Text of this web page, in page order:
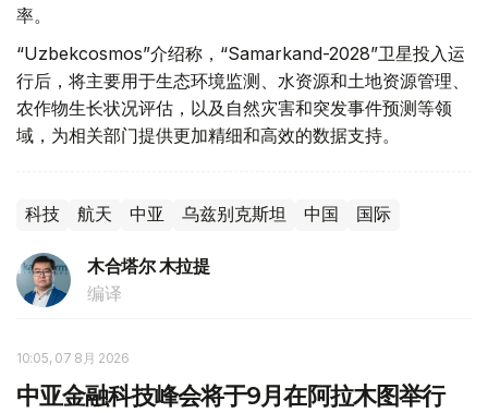
率。
“Uzbekcosmos”介绍称，“Samarkand-2028”卫星投入运
行后，将主要用于生态环境监测、水资源和土地资源管理、
农作物生长状况评估，以及自然灾害和突发事件预测等领
域，为相关部门提供更加精细和高效的数据支持。
科技 航天 中亚 乌兹别克斯坦 中国 国际
木合塔尔 木拉提
编译
10:05, 07 8月 2026
中亚金融科技峰会将于9月在阿拉木图举行